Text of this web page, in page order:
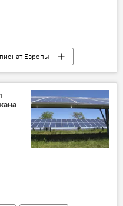
Европы
Ирина Зарецка